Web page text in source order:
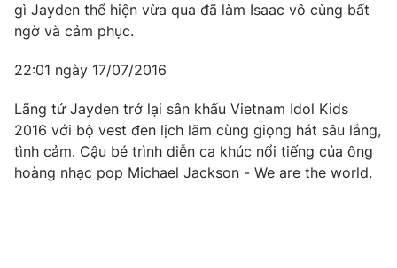
gì Jayden thể hiện vừa qua đã làm Isaac vô cùng bất
ngờ và cảm phục.
22:01 ngày 17/07/2016
Lãng tử Jayden trở lại sân khấu Vietnam Idol Kids
2016 với bộ vest đen lịch lãm cùng giọng hát sâu lắng,
tình cảm. Cậu bé trình diễn ca khúc nổi tiếng của ông
hoàng nhạc pop Michael Jackson - We are the world.